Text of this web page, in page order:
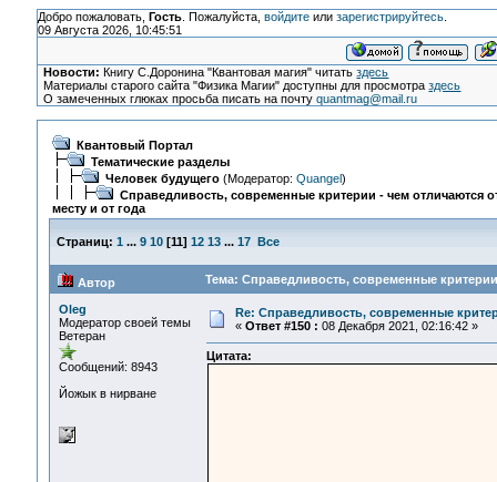
Добро пожаловать, Гость. Пожалуйста, войдитеили зарегистрируйтесь.
09 Августа 2026, 10:45:51
Новости: Книгу С.Доронина "Квантовая магия" читатьздесь
Материалы старого сайта "Физика Магии" доступны для просмотраздесь
О замеченных глюках просьба писать на почтуquantmag@mail.ru
Квантовый Портал
Тематические разделы
Человек будущего(Модератор: Quangel)
Справедливость, современные критерии - чем отличаются
месту и от года
Страниц: 1 ... 9 10[11] 12 13 ... 17 Все
Автор Тема: Справедливость, современные
Oleg
Модератор своей темы
Ветеран
Сообщений: 8943
Йожык в нирване
Re: Справедливость, современные
« Ответ #150 : 08 Декабря 2021, 02:16:42 »
Цитата: